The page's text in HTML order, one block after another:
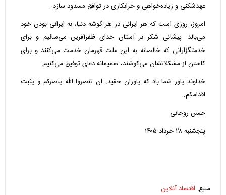
عهدشکنی و زیاده‌خواهی و خرابکاری در توافق مسدود سازد.
امروز، روزی است که هر ایرانی در هر گوشه دنیا، به ایرانی بودن خود
می‌بالد. پیشانی شکر بر آستان خدای ظفرآفرین می‌سائیم و برای
خدمتگزارانی که خالصانه به این ملت قهرمان خدمت می‌کنند و برای
کاستن از مشکلاتشان می‌کوشند، صمیمانه دعای توفیق می‌کنیم.
خداوند یاور شما باد که یاوران حقید. ان تنصروا الله ینصرکم و یثبت
اقدامکم.
حسن روحانی
پنجشنبه ۲۸ خرداد ۱۴۰۵
منبع: اقتصاد آنلاین